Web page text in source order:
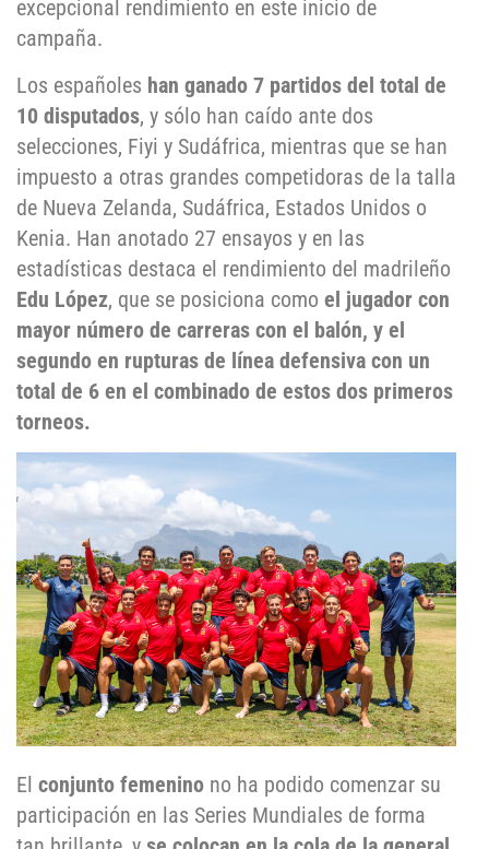
excepcional rendimiento en este inicio de
campaña.
Los españoles han ganado 7 partidos del total de
10 disputados, y sólo han caído ante dos
selecciones, Fiyi y Sudáfrica, mientras que se han
impuesto a otras grandes competidoras de la talla
de Nueva Zelanda, Sudáfrica, Estados Unidos o
Kenia. Han anotado 27 ensayos y en las
estadísticas destaca el rendimiento del madrileño
Edu López, que se posiciona como el jugador con
mayor número de carreras con el balón, y el
segundo en rupturas de línea defensiva con un
total de 6 en el combinado de estos dos primeros
torneos.
El conjunto femenino no ha podido comenzar su
participación en las Series Mundiales de forma